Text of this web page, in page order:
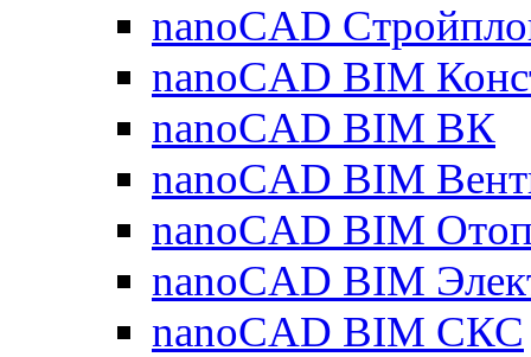
nanoCAD
nanoCAD BIM
nanoCAD BIM ВК
nanoCAD BIM
nanoCAD BIM
nanoCAD BIM
nanoCAD BIM СКС